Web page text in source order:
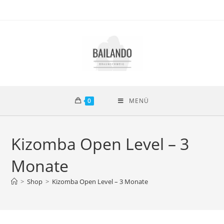
0 MENÜ
Kizomba Open Level – 3
Monate
> Shop > Kizomba Open Level – 3 Monate